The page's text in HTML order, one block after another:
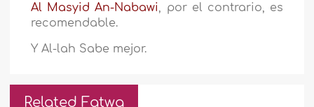
Al Masyid An-Nabawi, por el contrario, es
recomendable.
Y Al-lah Sabe mejor.
Related Fatwa